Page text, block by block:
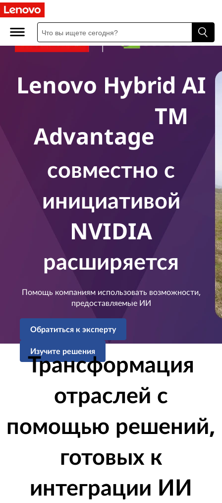
Lenovo Hybrid AI
Advantage
TM
совместно с
инициативой
NVIDIA
расширяется
Помощь компаниям использовать возможности,
предоставляемые ИИ
Обратиться к эксперту
Изучите решения
Трансформация
отраслей с
помощью решений,
готовых к
интеграции ИИ